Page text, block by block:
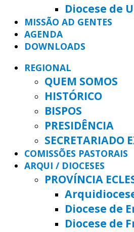
Diocese de
MISSÃO AD GENTES
AGENDA
DOWNLOADS
REGIONAL
QUEM SOMOS
HISTÓRICO
BISPOS
PRESIDÊNCIA
SECRETARIADO
COMISSÕES PASTORAIS
ARQUI / DIOCESES
PROVÍNCIA
Diocese de
Diocese de